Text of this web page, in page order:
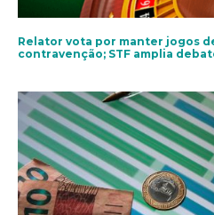
Relator vota por manter jogos
contravenção; STF amplia